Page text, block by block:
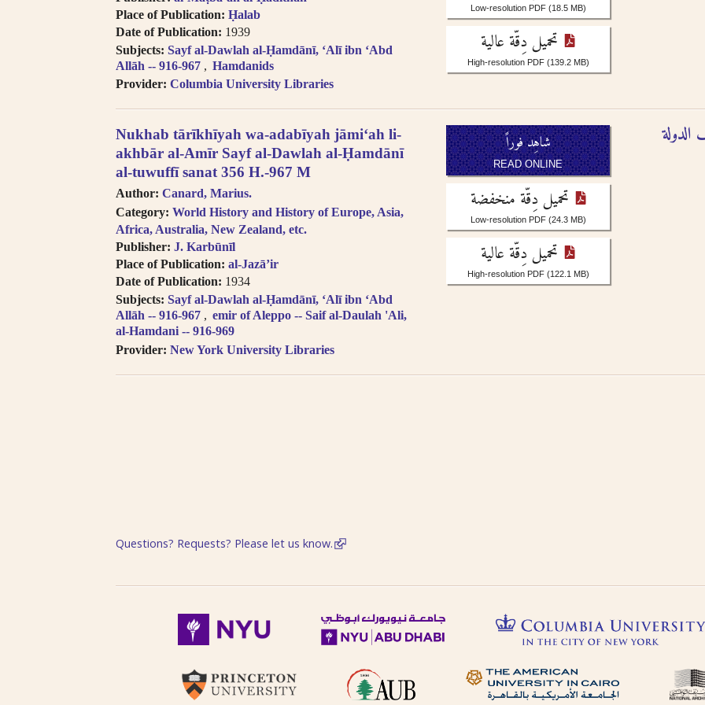
Try searching subject terms in English, French, or
transliteration, i.e. philosophy, philosophie, falsafah.
Try searching names with or without the definite article
“Al-“.
Diacritics on the last letter of a word are not included,
i.e. search for al-Kabir not al-Kabiru.
Feminine possessive suffix appears as -iyah and not
as -iyyah, i.e. search for Hanafiyah.
Tanwīn al-Fatḥ is written in transliteration as -an, i.e.
search for khassatan.
Tāʼ Marbūṭah is written as -h for single nouns and -t in
cases of al-Iḍāfah (compound nouns).
الصوتية أو باللغة
الصوتية باستثناء حالة
Place of Publication: Ḥalab
Date of Publication: 1939
Subjects: Sayf al-Dawlah al-Ḥamdānī, ʻAlī ibn ʻAbd
Allāh -- 916-967
Hamdanids
Provider: Columbia University Libraries
Low-resolution PDF (18.5 MB)
تحميل دِقّة عالية
High-resolution PDF (139.2 MB)
Nukhab tārīkhīyah wa-adabīyah jāmiʻah li-
akhbār al-Amīr Sayf al-Dawlah al-Ḥamdānī
al-tuwuffī sanat 356 H.-967 M
Author: Canard, Marius.
Category: World History and History of Europe, Asia,
Africa, Australia, New Zealand, etc.
Publisher: J. Karbūnīl
Place of Publication: al-Jazāʼir
Date of Publication: 1934
Subjects: Sayf al-Dawlah al-Ḥamdānī, ʻAlī ibn ʻAbd
Allāh -- 916-967
emir of Aleppo -- Saif al-Daulah 'Ali,
al-Hamdani -- 916-969
Provider: New York University Libraries
شاهِد فوراً
READ ONLINE
تحميل دِقّة منخفضة
Low-resolution PDF (24.3 MB)
تحميل دِقّة عالية
High-resolution PDF (122.1 MB)
Questions? Requests? Please let us know.